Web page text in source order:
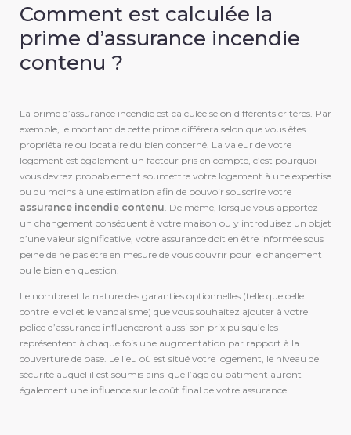
Comment est calculée la
prime d’assurance incendie
contenu ?
La prime d’assurance incendie est calculée selon différents critères. Par
exemple, le montant de cette prime différera selon que vous êtes
propriétaire ou locataire du bien concerné. La valeur de votre
logement est également un facteur pris en compte, c’est pourquoi
vous devrez probablement soumettre votre logement à une expertise
ou du moins à une estimation afin de pouvoir souscrire votre
assurance incendie contenu. De même, lorsque vous apportez
un changement conséquent à votre maison ou y introduisez un objet
d’une valeur significative, votre assurance doit en être informée sous
peine de ne pas être en mesure de vous couvrir pour le changement
ou le bien en question.
Le nombre et la nature des garanties optionnelles (telle que celle
contre le vol et le vandalisme) que vous souhaitez ajouter à votre
police d’assurance influenceront aussi son prix puisqu’elles
représentent à chaque fois une augmentation par rapport à la
couverture de base. Le lieu où est situé votre logement, le niveau de
sécurité auquel il est soumis ainsi que l’âge du bâtiment auront
également une influence sur le coût final de votre assurance.